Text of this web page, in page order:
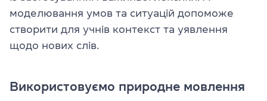
моделювання умов та ситуацій допоможе
створити для учнів контекст та уявлення
щодо нових слів.
Використовуємо природне мовлення